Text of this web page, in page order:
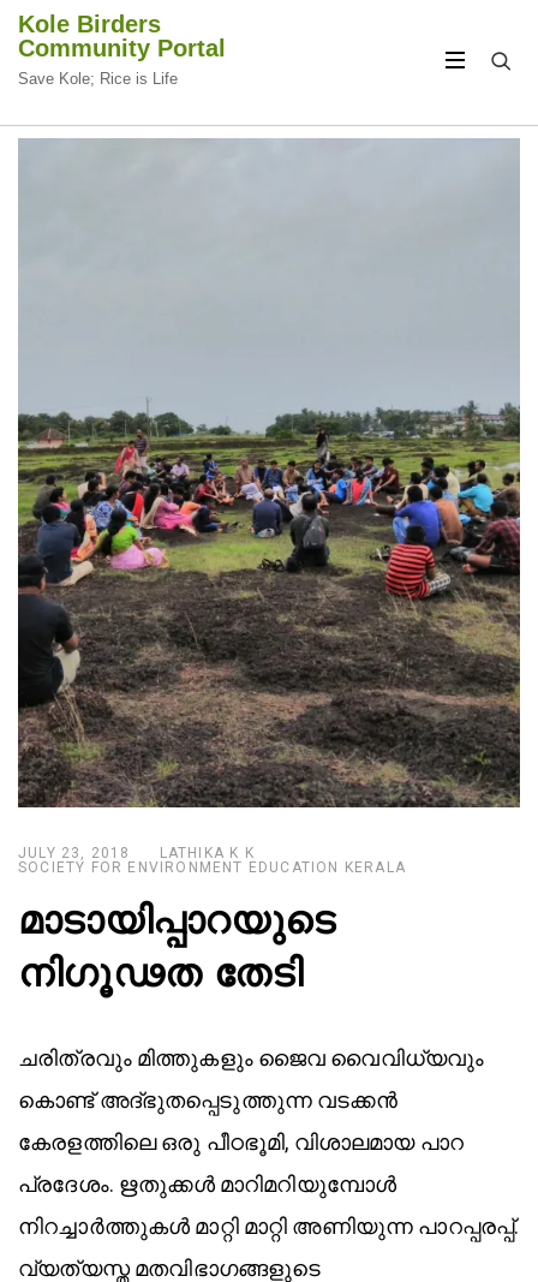
Kole Birders
Community Portal
Save Kole; Rice is Life
CIRCULAR
CIRCULAR
JULY 23, 2018
LATHIKA K K
SOCIETY FOR ENVIRONMENT EDUCATION KERALA
മാടായിപ്പാറയുടെ
നിഗൂഢത തേടി
ചരിത്രവും മിത്തുകളും ജൈവ വൈവിധ്യവും
കൊണ്ട് അദ്‌ഭുതപ്പെടുത്തുന്ന വടക്കൻ
കേരളത്തിലെ ഒരു പീഠഭൂമി, വിശാലമായ പാറ
പ്രദേശം. ഋതുക്കൾ മാറിമറിയുമ്പോൾ
നിറച്ചാർത്തുകൾ മാറ്റി മാറ്റി അണിയുന്ന പാറപ്പരപ്പ്‌.
വ്യത്യസ്ത മതവിഭാഗങ്ങളുടെ